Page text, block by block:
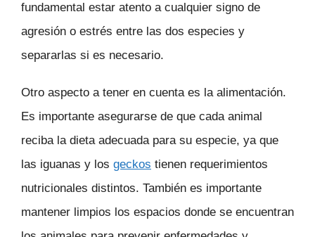
fundamental estar atento a cualquier signo de
agresión o estrés entre las dos especies y
separarlas si es necesario.
Otro aspecto a tener en cuenta es la alimentación.
Es importante asegurarse de que cada animal
reciba la dieta adecuada para su especie, ya que
las iguanas y los geckos tienen requerimientos
nutricionales distintos. También es importante
mantener limpios los espacios donde se encuentran